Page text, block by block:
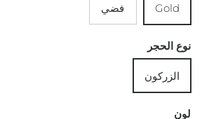
Gold فضي
نوع الحجر
الزركون
لون